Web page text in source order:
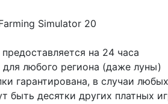
Simulator 20
на 24 часа
для любого региона (даже луны)
гарантирована, в случаи
быть десятки других платных